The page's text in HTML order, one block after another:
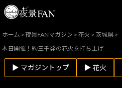
ホーム >夜景FANマガジン >花火 >茨城県 >
本日開催！約三千発の花火を打ち上げ
▶ マガジントップ ▶ 花火